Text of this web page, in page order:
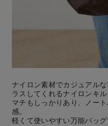
ナイロン素材でカジュアル
ラスしてくれるナイロンキル
マチもしっかりあり、ノー
感。
軽くて使いやすい万能バッグ